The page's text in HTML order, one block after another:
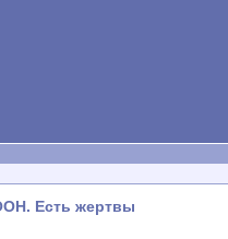
Есть жертвы